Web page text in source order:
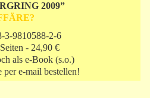
2009”
3-9810588-2-6
- 24,90 €
als e-Book (s.o.)
e-mail bestellen!